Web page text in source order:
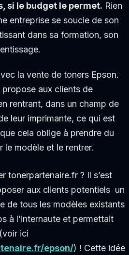
si le budget le permet. Rien
entreprise se soucie de son
dans sa formation, son
la vente de toners Epson.
propose aux clients de
rentrant, dans un champ de
leur imprimante, ce qui est
cela oblige à prendre du
le modèle et le rentrer.
tonerpartenaire.fr ? Il s’est
aux clients potentiels un
de tous les modèles existants
à l’internaute et permettait
ici
epson/) ! Cette idée